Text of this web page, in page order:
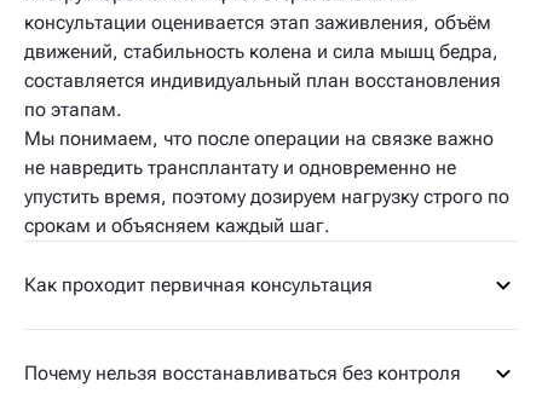
консультации оценивается этап заживления, объём
движений, стабильность колена и сила мышц бедра,
составляется индивидуальный план восстановления
по этапам.
Мы понимаем, что после операции на связке важно
не навредить трансплантату и одновременно не
упустить время, поэтому дозируем нагрузку строго по
срокам и объясняем каждый шаг.
Как проходит первичная консультация
Почему нельзя восстанавливаться без контроля